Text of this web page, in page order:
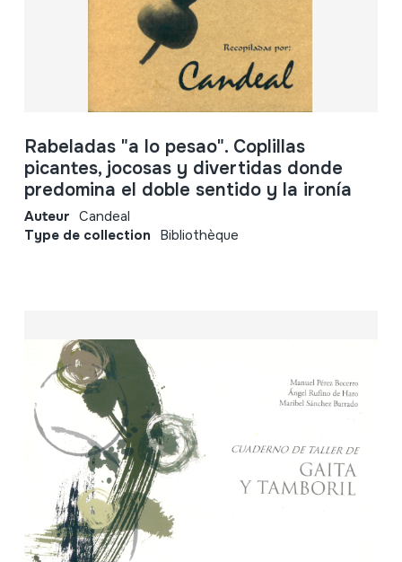
Rabeladas "a lo pesao". Coplillas
picantes, jocosas y divertidas donde
predomina el doble sentido y la ironía
Auteur Candeal
Type de collection Bibliothèque